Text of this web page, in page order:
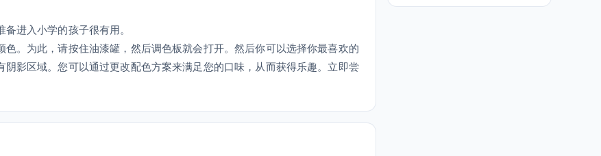
进入小学的孩子很有用。
。为此，请按住油漆罐，然后调色板就会打开。然后你可以选择你最喜欢的
影区域。您可以通过更改配色方案来满足您的口味，从而获得乐趣。立即尝